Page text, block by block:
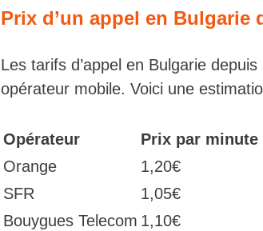
Prix d’un appel en Bulgarie
Les tarifs d’appel en Bulgarie
opérateur mobile. Voici une
Opérateur
Prix par minute
Orange
1,20€
SFR
1,05€
Bouygues Telecom 1,10€